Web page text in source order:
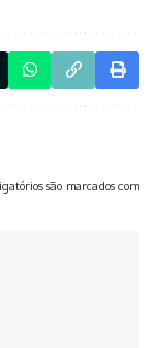
são marcados com